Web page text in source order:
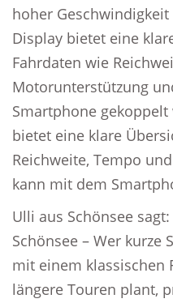
hoher
Display bietet eine
Fahrdaten wie
Motorunterstützung
Smartphone
bietet eine klare
Reichweite, Tempo
kann mit dem
Ulli aus Schönsee
Schönsee – Wer kurze
mit einem klassischen
längere Touren plant,